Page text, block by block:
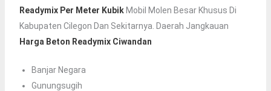
Readymix Per Meter KubikMobil Molen Besar Khusus Di
Kabupaten Cilegon Dan Sekitarnya. Daerah Jangkauan
Harga Beton Readymix Ciwandan
Banjar Negara
Gunungsugih